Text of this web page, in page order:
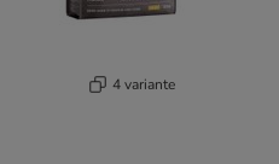
4 variante